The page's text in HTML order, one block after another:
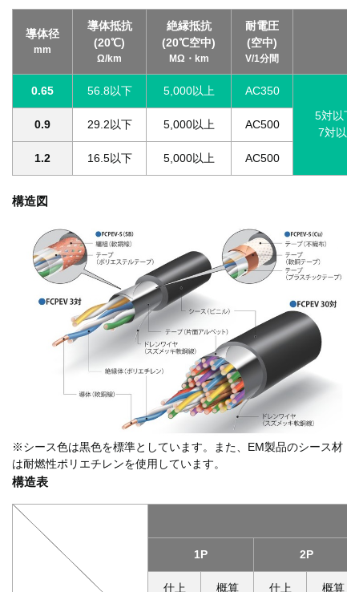
導体径
mm
導体抵抗
(20℃)
Ω/km
絶縁抵抗
(20℃空中)
MΩ・km
耐電圧
(空中)
V/1分間
0.65 56.8以下 5,000以上
AC350
5対以下
7対以
0.9 29.2以下 5,000以上 AC500
1.2 16.5以下 5,000以上 AC500
構造図
※シース色は黒色を標準としています。また、EM製品のシース材
は耐燃性ポリエチレンを使用しています。
構造表
1P 2P
仕上 概算 仕上 概算